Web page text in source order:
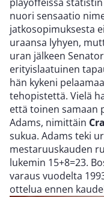
nuori sensaatio
jatkosopimuksesta
uraansa lyhyen,
uran jälkeen
erityislaatuinen
hän kykeni
tehopistettä. Vielä
että toinen samaan
Adams, nimittäin
sukua. Adams teki
mestaruuskauden
lukemin 15+8=23.
varaus vuodelta
ottelua ennen